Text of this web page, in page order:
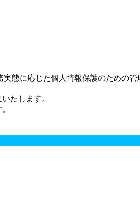
に応じた個人情報保護のための
たします。